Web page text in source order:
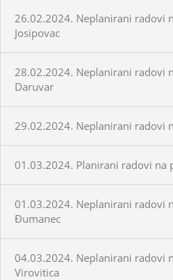
26.02.2024. Neplanirani radovi
Josipovac
28.02.2024. Neplanirani radovi
Daruvar
29.02.2024. Neplanirani radovi
01.03.2024. Planirani radovi na
01.03.2024. Neplanirani radovi
Đumanec
04.03.2024. Neplanirani radovi
Virovitica